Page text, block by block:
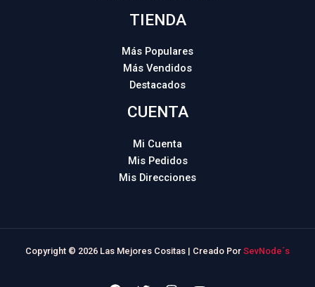
TIENDA
Más Populares
Más Vendidos
Destacados
CUENTA
Mi Cuenta
Mis Pedidos
Mis Direcciones
Copyright © 2026 Las Mejores Cositas | Creado Por SevNode´s